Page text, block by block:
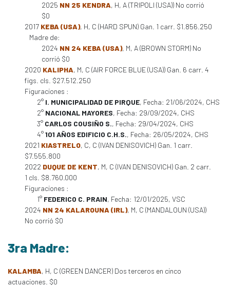
2025 NN 25 KENDRA, H, A (TRIPOLI (USA)) No corrió
$0
2017 KEBA (USA), H, C (HARD SPUN) Gan. 1 carr. $1.856.250
Madre de:
2024 NN 24 KEBA (USA), M, A (BROWN STORM) No
corrió $0
2020 KALIPHA, M, C (AIR FORCE BLUE (USA)) Gan. 6 carr. 4
figs. cls. $27.512.250
Figuraciones :
2° I. MUNICIPALIDAD DE PIRQUE, Fecha: 21/06/2024, CHS
2° NACIONAL MAYORES, Fecha: 29/09/2024, CHS
3° CARLOS COUSIÑO S., Fecha: 29/04/2024, CHS
4°101 AÑOS EDIFICIO C.H.S., Fecha: 26/05/2024, CHS
2021 KIASTRELO, C, C (IVAN DENISOVICH) Gan. 1 carr.
$7.555.800
2022 DUQUE DE KENT, M, C (IVAN DENISOVICH) Gan. 2 carr.
1 cls. $8.760.000
Figuraciones :
1° FEDERICO C. PRAIN, Fecha: 12/01/2025, VSC
2024 NN 24 KALAROUNA (IRL), M, C (MANDALOUN (USA))
No corrió $0
3ra Madre:
KALAMBA, H, C (GREEN DANCER) Dos terceros en cinco
actuaciones. $0